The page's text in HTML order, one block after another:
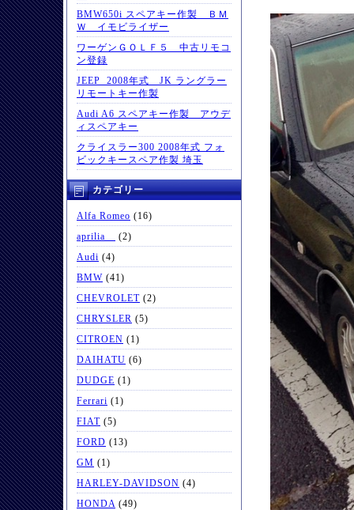
BMW650i スペアキー作製 ＢＭ
Ｗ イモビライザー
ワーゲンＧＯＬＦ５ 中古リモコ
ン登録
JEEP 2008年式 JK ラングラー
リモートキー作製
Audi A6 スペアキー作製 アウデ
ィスペアキー
クライスラー300 2008年式 フォ
ビックキースペア作製 埼玉
カテゴリー
Alfa Romeo (16)
aprilia
(2)
Audi (4)
BMW (41)
CHEVROLET (2)
CHRYSLER (5)
CITROEN (1)
DAIHATU (6)
DUDGE (1)
Ferrari (1)
FIAT (5)
FORD (13)
GM (1)
HARLEY-DAVIDSON (4)
HONDA (49)